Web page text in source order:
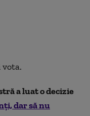
vota.
a luat o decizie
dar să nu